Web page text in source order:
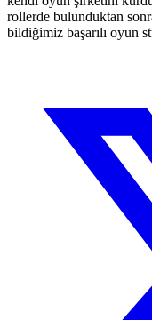
rollerde bulunduktan
bildiğimiz başarılı oyun